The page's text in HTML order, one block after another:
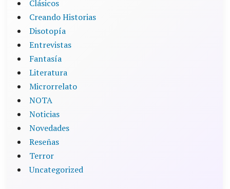
Clásicos
Creando Historias
Disotopía
Entrevistas
Fantasía
Literatura
Microrrelato
NOTA
Noticias
Novedades
Reseñas
Terror
Uncategorized